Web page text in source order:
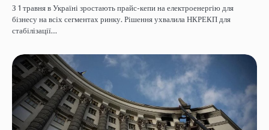
З 1 травня в Україні зростають прайс-кепи на електроенергію для
бізнесу на всіх сегментах ринку. Рішення ухвалила НКРЕКП для
стабілізації…